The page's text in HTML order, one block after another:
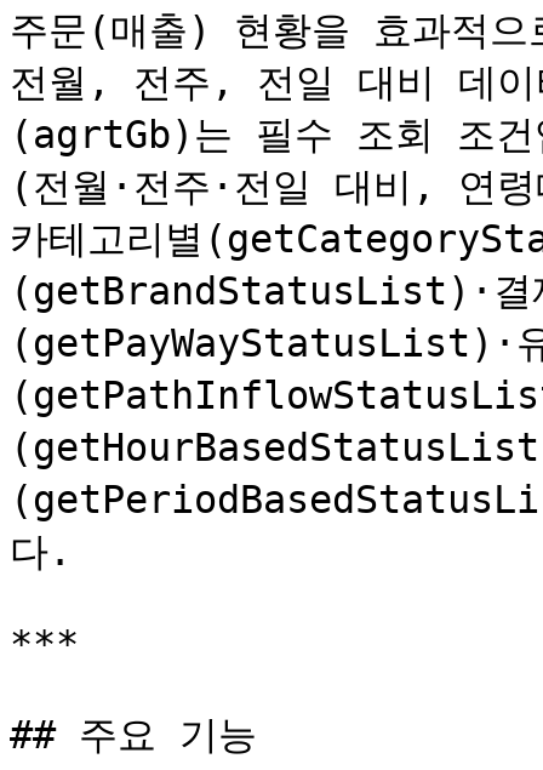
주문(매출) 현황을 효과적
전월, 전주, 전일 대비 데이
(agrtGb)는 필수 조회 조
(전월·전주·전일 대비, 연
카테고리별
(getBrandStatusList)·결
(getPayWayStatusList)·
다.
***
## 주요 기능